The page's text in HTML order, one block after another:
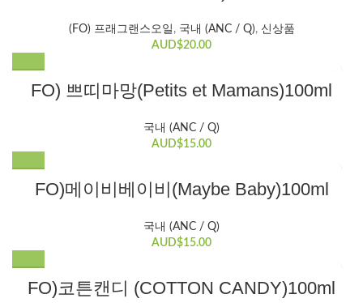
(FO) 프래그랜스오일 , 국내 (ANC / Q), 신상품
AUD$20.00
FO) 쁘띠마망(Petits et Mamans)100ml
국내 (ANC / Q)
AUD$15.00
FO)메이비베이비(Maybe Baby)100ml
국내 (ANC / Q)
AUD$15.00
FO)코튼캔디 (COTTON CANDY)100ml